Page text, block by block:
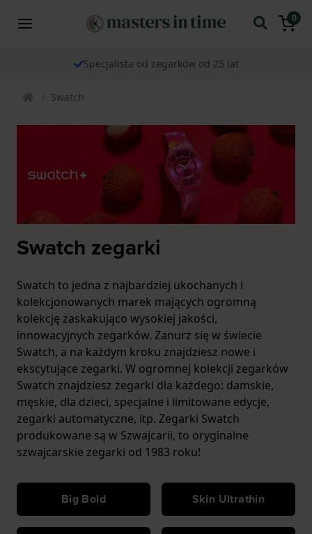
0
Specjalista od zegarków od 25 lat
Swatch
Swatch zegarki
Swatch to jedna z najbardziej ukochanych i
kolekcjonowanych marek mających ogromną
kolekcję zaskakująco wysokiej jakości,
innowacyjnych zegarków. Zanurz się w świecie
Swatch, a na każdym kroku znajdziesz nowe i
ekscytujące zegarki. W ogromnej kolekcji zegarków
Swatch znajdziesz zegarki dla każdego: damskie,
męskie, dla dzieci, specjalne i limitowane edycje,
zegarki automatyczne, itp. Zegarki Swatch
produkowane są w Szwajcarii, to oryginalne
szwajcarskie zegarki od 1983 roku!
Big Bold Skin Ultrathin